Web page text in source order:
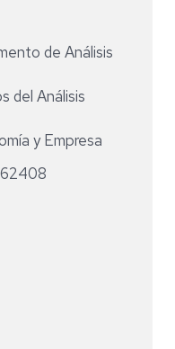
de Análisis
del Análisis
y Empresa